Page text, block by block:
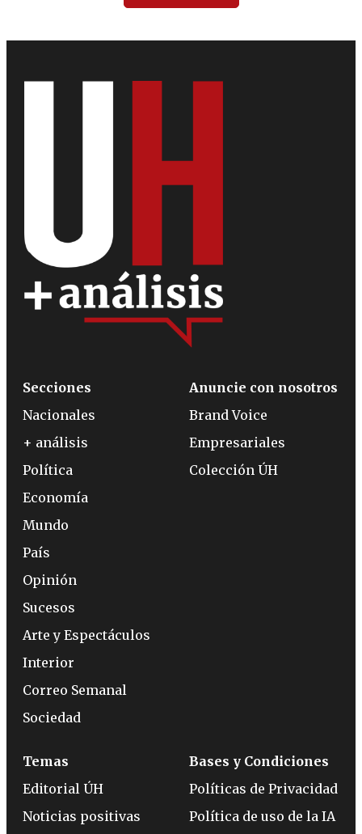
Secciones
Nacionales
+ análisis
Política
Economía
Mundo
País
Opinión
Sucesos
Arte y Espectáculos
Interior
Correo Semanal
Sociedad
Anuncie con nosotros
Brand Voice
Empresariales
Colección ÚH
Temas
Editorial ÚH
Noticias positivas
Bases y Condiciones
Políticas de Privacidad
Política de uso de la IA